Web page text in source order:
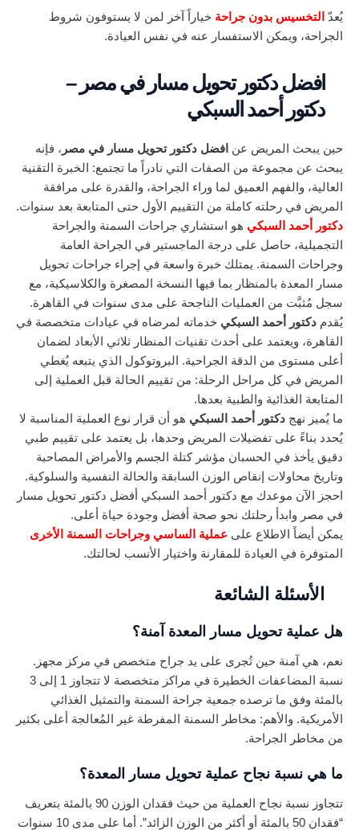
يُعدّ التخسيس بدون جراحة خياراً آخر لمن لا يستوفون شروط
الجراحة، ويمكن الاستفسار عنه في نفس العيادة.
افضل دكتور تحويل مسار في مصر –
دكتور أحمد السبكي
حين يبحث المريض عن افضل دكتور تحويل مسار في مصر ، فإنه
يبحث عن مجموعة من الصفات التي نادراً ما تجتمع: الخبرة التقنية
العالية، والفهم العميق لما وراء الجراحة، والقدرة على مرافقة
المريض في رحلته كاملة من التقييم الأول حتى المتابعة بعد سنوات.
دكتور أحمد السبكي هو استشاري جراحات السمنة والجراحة
التجميلية، حاصل على درجة الماجستير في الجراحة العامة
وجراحات السمنة. يمتلك خبرة واسعة في إجراء جراحات تحويل
مسار المعدة بالمنظار بما فيها النسخة المصغرة والكلاسيكية، مع
سجل مُثبَّت من العمليات الناجحة على مدى سنوات في القاهرة.
يُقدم دكتور أحمد السبكي خدماته لمرضاه في عيادات متخصصة في
القاهرة، ويعتمد على أحدث تقنيات المنظار ثلاثي الأبعاد لضمان
أعلى مستوى من الدقة الجراحية. البروتوكول الذي يتبعه يُغطي
المريض في كل مراحل الرحلة: من تقييم الحالة قبل العملية إلى
المتابعة الغذائية والطبية بعدها.
ما يُميز نهج دكتور أحمد السبكي هو أن قرار نوع العملية المناسبة لا
يُحدد بناءً على تفضيلات المريض وحدها، بل يعتمد على تقييم طبي
دقيق يأخذ في الحسبان مؤشر كتلة الجسم والأمراض المصاحبة
وتاريخ محاولات إنقاص الوزن السابقة والحالة النفسية والسلوكية.
احجز الآن موعدك مع دكتور أحمد السبكي أفضل دكتور تحويل مسار
في مصر وابدأ رحلتك نحو صحة أفضل وجودة حياة أعلى.
يمكن أيضاً الاطلاع على عملية الساسي وجراحات السمنة الأخرى
المتوفرة في العيادة للمقارنة واختيار الأنسب لحالتك.
الأسئلة الشائعة
هل عملية تحويل مسار المعدة آمنة؟
نعم، هي آمنة حين تُجرى على يد جراح متخصص في مركز مجهز.
نسبة المضاعفات الخطيرة في مراكز متخصصة لا تتجاوز 1 إلى 3
بالمئة وفق ما ترصده جمعية جراحة السمنة والتمثيل الغذائي
الأمريكية. والأهم: مخاطر السمنة المفرطة غير المُعالجة أعلى بكثير
من مخاطر الجراحة.
ما هي نسبة نجاح عملية تحويل مسار المعدة؟
تتجاوز نسبة نجاح العملية من حيث فقدان الوزن 90 بالمئة بتعريف
“فقدان 50 بالمئة أو أكثر من الوزن الزائد”. أما على مدى 10 سنوات